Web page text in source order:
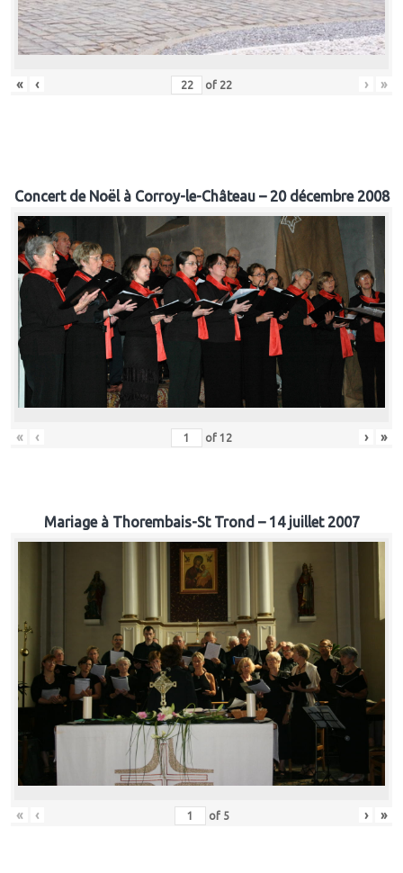
« ‹ of 22 › »
Concert de Noël à Corroy-le-Château – 20 décembre 2008
« ‹ of 12 › »
Mariage à Thorembais-St Trond – 14 juillet 2007
« ‹ of 5 › »